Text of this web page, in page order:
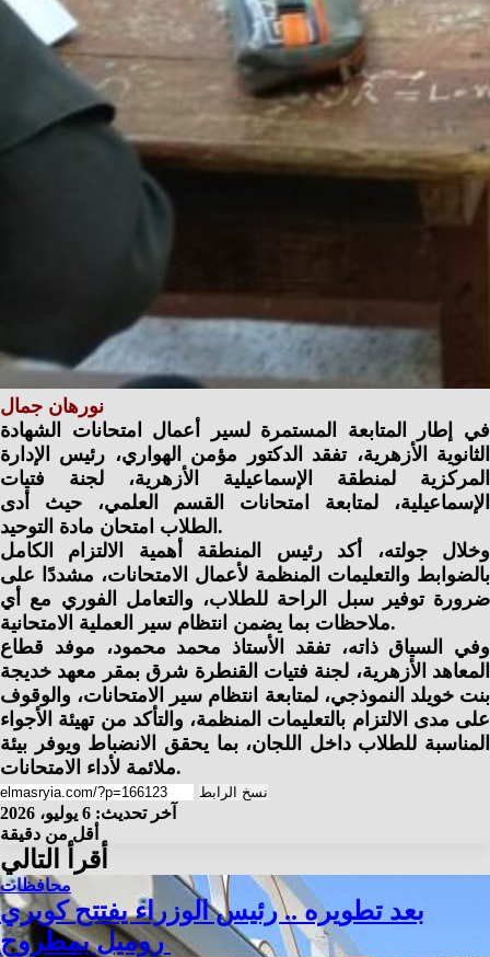
نورهان جمال
في إطار المتابعة المستمرة لسير أعمال امتحانات الشهادة
الثانوية الأزهرية، تفقد الدكتور مؤمن الهواري، رئيس الإدارة
المركزية لمنطقة الإسماعيلية الأزهرية، لجنة فتيات
الإسماعيلية، لمتابعة امتحانات القسم العلمي، حيث أدى
الطلاب امتحان مادة التوحيد.
وخلال جولته، أكد رئيس المنطقة أهمية الالتزام الكامل
بالضوابط والتعليمات المنظمة لأعمال الامتحانات، مشددًا على
ضرورة توفير سبل الراحة للطلاب، والتعامل الفوري مع أي
ملاحظات بما يضمن انتظام سير العملية الامتحانية.
وفي السياق ذاته، تفقد الأستاذ محمد محمود، موفد قطاع
المعاهد الأزهرية، لجنة فتيات القنطرة شرق بمقر معهد خديجة
بنت خويلد النموذجي، لمتابعة انتظام سير الامتحانات، والوقوف
على مدى الالتزام بالتعليمات المنظمة، والتأكد من تهيئة الأجواء
المناسبة للطلاب داخل اللجان، بما يحقق الانضباط ويوفر بيئة
ملائمة لأداء الامتحانات.
نسخ الرابط
آخر تحديث: 6 يوليو، 2026
أقل من دقيقة
أقرأ التالي
محافظات
بعد تطويره .. رئيس الوزراء يفتتح كوبري
روميل بمطروح